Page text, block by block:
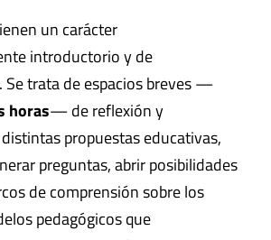
un carácter
introductorio y de
. Se trata de espacios breves —
horas— de reflexión y
propuestas educativas,
preguntas, abrir posibilidades
de comprensión sobre los
pedagógicos que